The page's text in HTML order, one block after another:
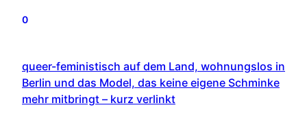
0
queer-feministisch auf dem Land, wohnungslos in
Berlin und das Model, das keine eigene Schminke
mehr mitbringt – kurz verlinkt